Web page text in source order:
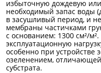
избыточную дождевую
необходимый запас воды
в засушливый период, и
мембраны частичками
с основанием: 1300 см²/
эксплуатационную
особенно при устройстве
озеленением,
субстрата.